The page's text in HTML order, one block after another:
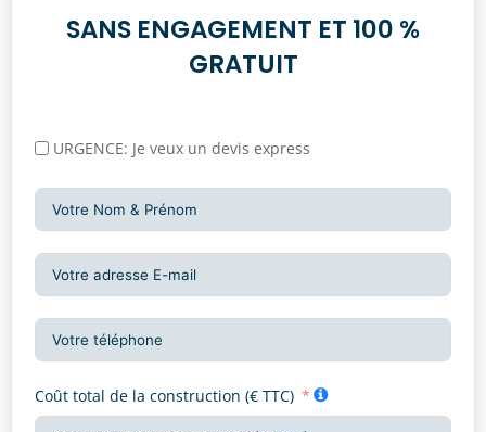
SANS ENGAGEMENT ET 100 %
GRATUIT
URGENCE: Je veux un devis express
Coût total de la construction (€ TTC)